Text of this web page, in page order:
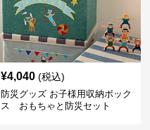
¥4,040 (税込)
防災グッズ お子様用収納ボック
ス おもちゃと防災セット